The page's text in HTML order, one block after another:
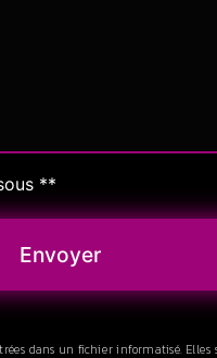
**
Envoyer
dans un fichier informatisé.